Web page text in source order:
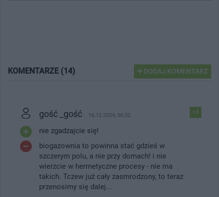
KOMENTARZE (14) DODAJ KOMENTARZ
+3
gość _gość 16.12.2024, 06:52
nie zgadzajcie się!
biogazownia to powinna stać gdzieś w
szczerym polu, a nie przy domach! i nie
wierzcie w hermetyczne procesy - nie ma
takich. Tczew już cały zasmrodzony, to teraz
przenosimy się dalej...